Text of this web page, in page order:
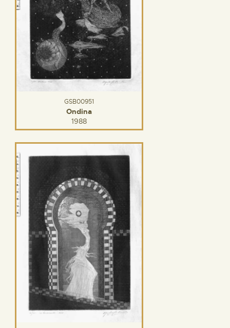
GSB00951
Ondina
1988